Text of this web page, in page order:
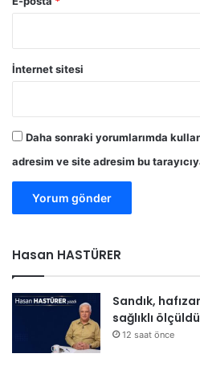
ş
i
t
e
k
l
y
e
ğ
i
İnternet sitesi
Daha sonraki yorumlarımda
adresim ve site adresim bu
Hasan HASTÜRER
Sandık,
sağlıklı
12 saat önce